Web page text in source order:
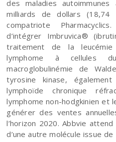
des maladies
milliards de dollars (18,74
compatriote
d’intégrer Imbruvica®
traitement de la leucémie
lymphome à cellules
macroglobulinémie de
tyrosine kinase,
lymphoïde chronique
lymphome non-hodgkinien et
générer des ventes
l’horizon 2020. Abbvie
d’une autre molécule issue